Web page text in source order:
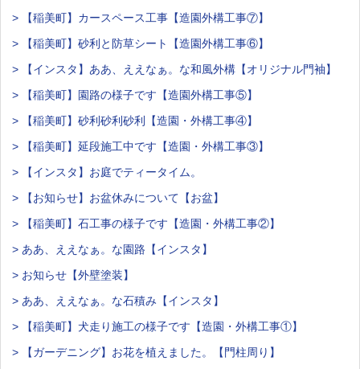
> 【稲美町】カースペース工事【造園外構工事⑦】
> 【稲美町】砂利と防草シート【造園外構工事⑥】
> 【インスタ】ああ、ええなぁ。な和風外構【オリジナル門袖】
> 【稲美町】園路の様子です【造園外構工事⑤】
> 【稲美町】砂利砂利砂利【造園・外構工事④】
> 【稲美町】延段施工中です【造園・外構工事③】
> 【インスタ】お庭でティータイム。
> 【お知らせ】お盆休みについて【お盆】
> 【稲美町】石工事の様子です【造園・外構工事②】
> ああ、ええなぁ。な園路【インスタ】
> お知らせ【外壁塗装】
> ああ、ええなぁ。な石積み【インスタ】
> 【稲美町】犬走り施工の様子です【造園・外構工事①】
> 【ガーデニング】お花を植えました。【門柱周り】